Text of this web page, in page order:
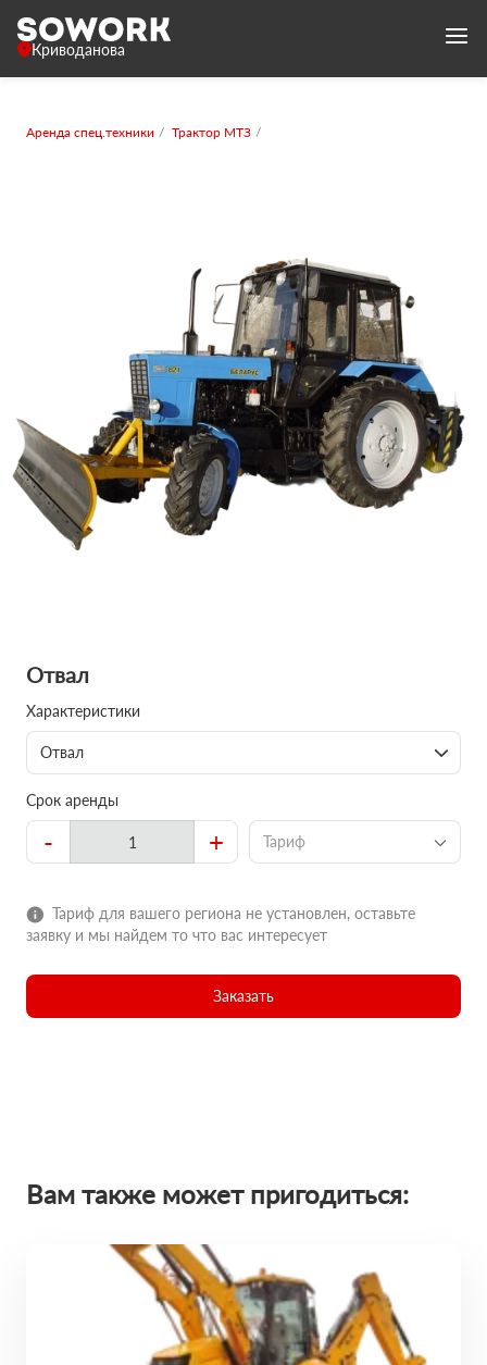
Криводанова
Аренда спец.техники Трактор МТЗ
Отвал
Характеристики
Отвал
Срок аренды
- + Тариф
Тариф для вашего региона не установлен, оставьте
заявку и мы найдем то что вас интересует
Заказать
Вам также может пригодиться: